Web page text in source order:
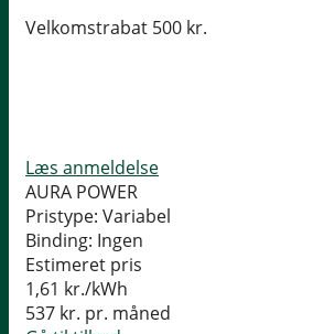
Velkomstrabat 500 kr.
Læs anmeldelse
AURA POWER
Pristype: Variabel
Binding: Ingen
Estimeret pris
1,61 kr./kWh
537 kr. pr. måned